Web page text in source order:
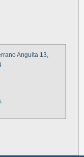
Anguita 13,